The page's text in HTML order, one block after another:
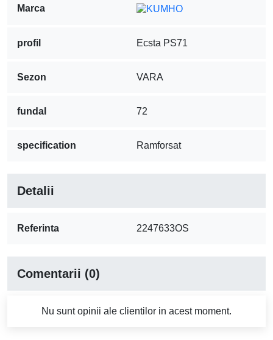
Marca
profil Ecsta PS71
Sezon VARA
fundal 72
specification Ramforsat
Detalii
Referinta 2247633OS
Comentarii (0)
Nu sunt opinii ale clientilor in acest moment.